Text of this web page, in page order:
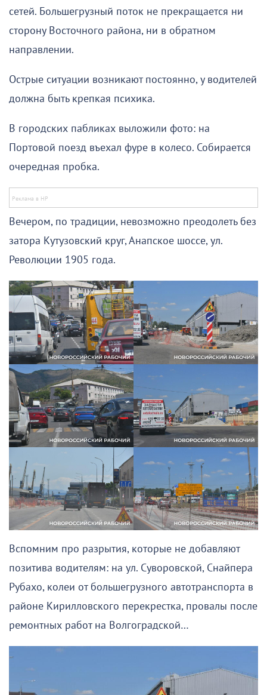
сетей. Большегрузный поток не прекращается ни
сторону Восточного района, ни в обратном
направлении.
Острые ситуации возникают постоянно, у водителей
должна быть крепкая психика.
В городских пабликах выложили фото: на
Портовой поезд въехал фуре в колесо. Собирается
очередная пробка.
Вечером, по традиции, невозможно преодолеть без
затора Кутузовский круг, Анапское шоссе, ул.
Революции 1905 года.
Вспомним про разрытия, которые не добавляют
позитива водителям: на ул. Суворовской, Снайпера
Рубахо, колеи от большегрузного автотранспорта в
районе Кирилловского перекрестка, провалы после
ремонтных работ на Волгоградской…